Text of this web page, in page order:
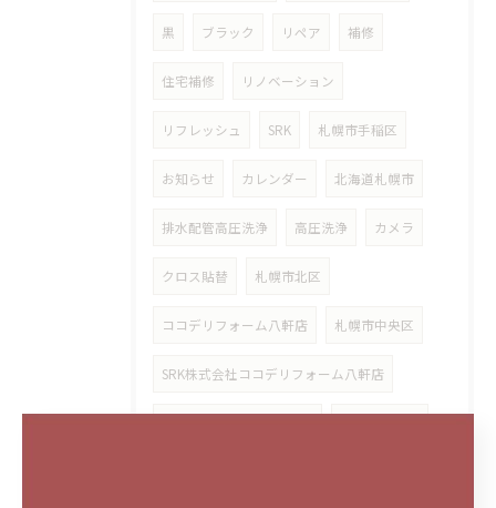
黒 ブラック リペア 補修
住宅補修 リノベーション
リフレッシュ SRK 札幌市手稲区
お知らせ カレンダー 北海道札幌市
排水配管高圧洗浄 高圧洗浄 カメラ
クロス貼替 札幌市北区
ココデリフォーム八軒店 札幌市中央区
SRK株式会社ココデリフォーム八軒店